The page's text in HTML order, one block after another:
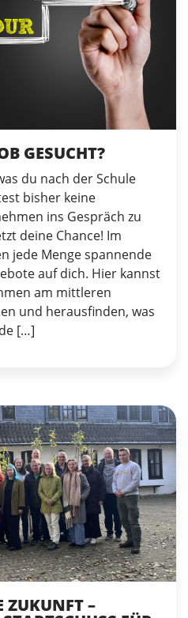
GESUCHT?
du nach der Schule
bisher keine
ins Gespräch zu
deine Chance! Im
jede Menge spannende
auf dich. Hier kannst
am mittleren
und herausfinden, was
[…]
ZUKUNFT –